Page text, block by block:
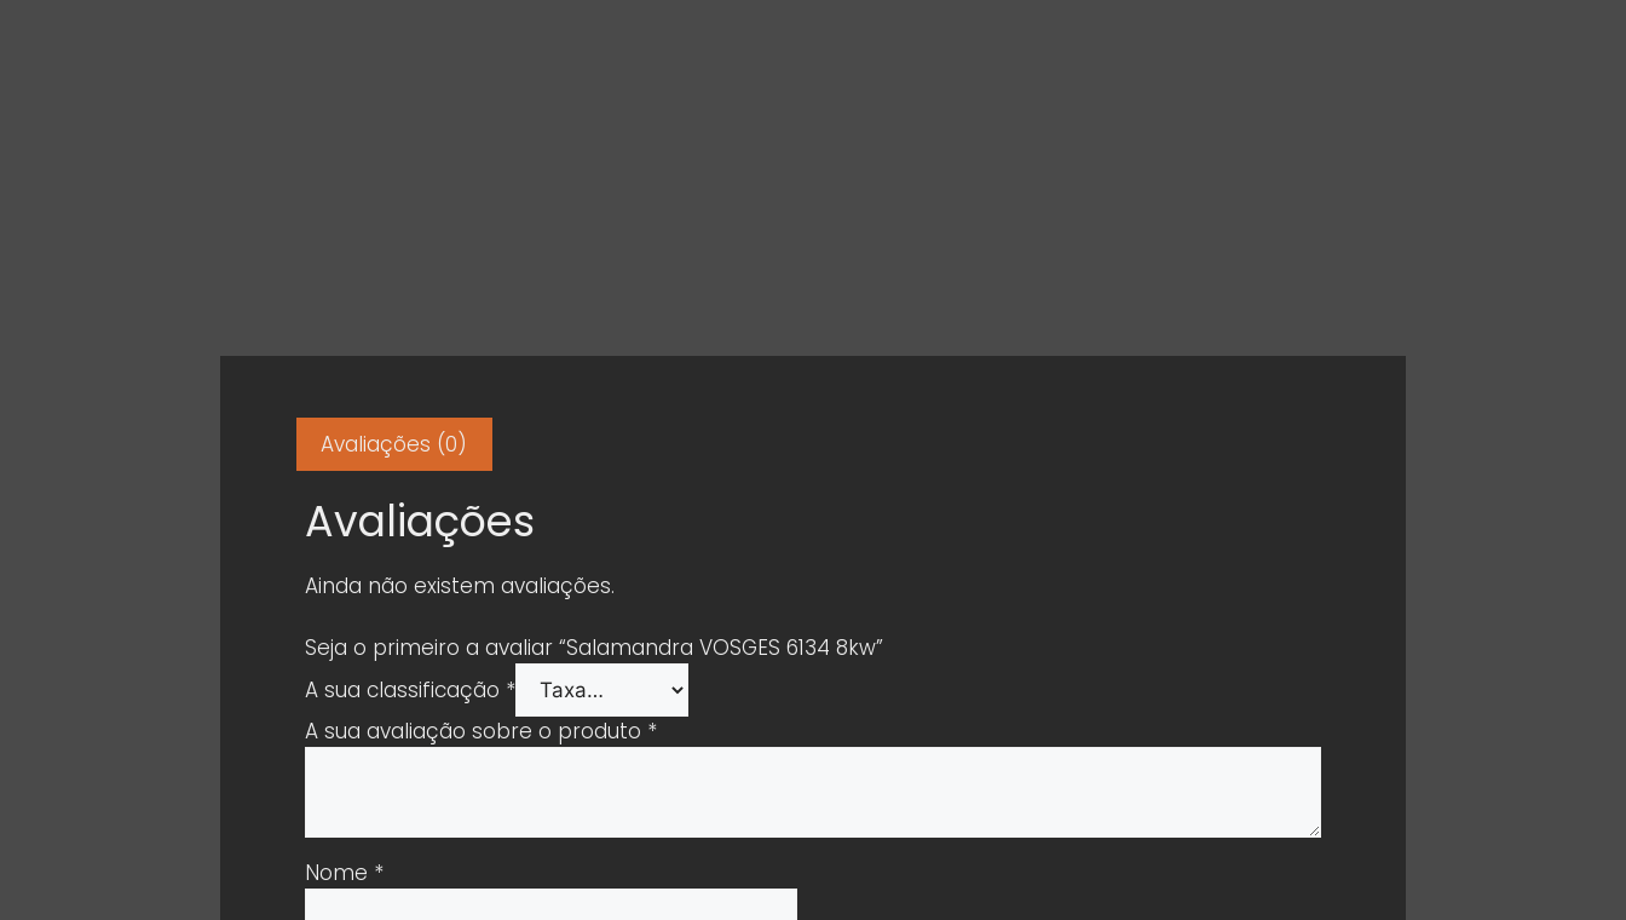
Avaliações (0)
Avaliações
Ainda não existem avaliações.
Seja o primeiro a avaliar “Salamandra VOSGES 6134 8kw”
A sua classificação *
A sua avaliação sobre o produto *
Nome *